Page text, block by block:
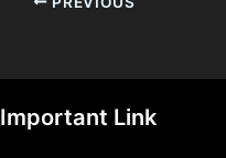
Important Link